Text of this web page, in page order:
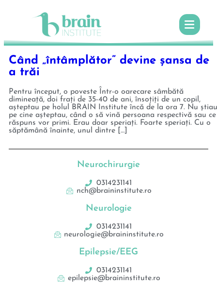
Când „întâmplător” devine șansa de
a trăi
Pentru început, o poveste Într-o oarecare sâmbătă
dimineață, doi frați de 35-40 de ani, însoțiți de un copil,
așteptau pe holul BRAIN Institute încă de la ora 7. Nu știau
pe cine așteptau, când o să vină persoana respectivă sau ce
răspuns vor primi. Erau doar speriați. Foarte speriați. Cu o
săptămână înainte, unul dintre […]
Neurochirurgie
0314231141
nch@braininstitute.ro
Neurologie
0314231141
neurologie@braininstitute.ro
Epilepsie/EEG
0314231141
epilepsie@braininstitute.ro